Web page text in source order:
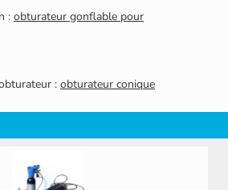
: obturateur gonflable pour
: obturateur conique